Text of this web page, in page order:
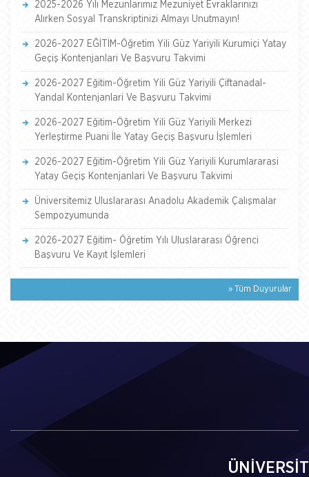
2025-2026 Yılı Mezunlarımız Mezuniyet Evraklarınızı
Alırken Sosyal Transkriptinizi Almayı Unutmayın!
2026-2027 EĞİTİM-Öğretim Yili Güz Yariyili Kurumiçi Yatay
Geçiş Kontenjanlari Ve Başvuru Takvimi
2026-2027 Eğitim-Öğretim Yili Güz Yariyili Çiftanadal-
Yandal Kontenjanlari Ve Başvuru Takvimi
2026-2027 Eğitim-Öğretim Yili Güz Yariyili Merkezi
Yerleştirme Puani İle Yatay Geçiş Başvuru İşlemleri
2026-2027 Eğitim-Öğretim Yili Güz Yariyili Kurumlararasi
Yatay Geçiş Kontenjanlari Ve Başvuru Takvimi
Üniversitemiz Uluslararası Anadolu Akademik Çalışmalar
Sempozyumunda
2026-2027 Eğitim- Öğretim Yılı Uluslararası Öğrenci
Başvuru Ve Kayıt İşlemleri
» Tüm Duyurular